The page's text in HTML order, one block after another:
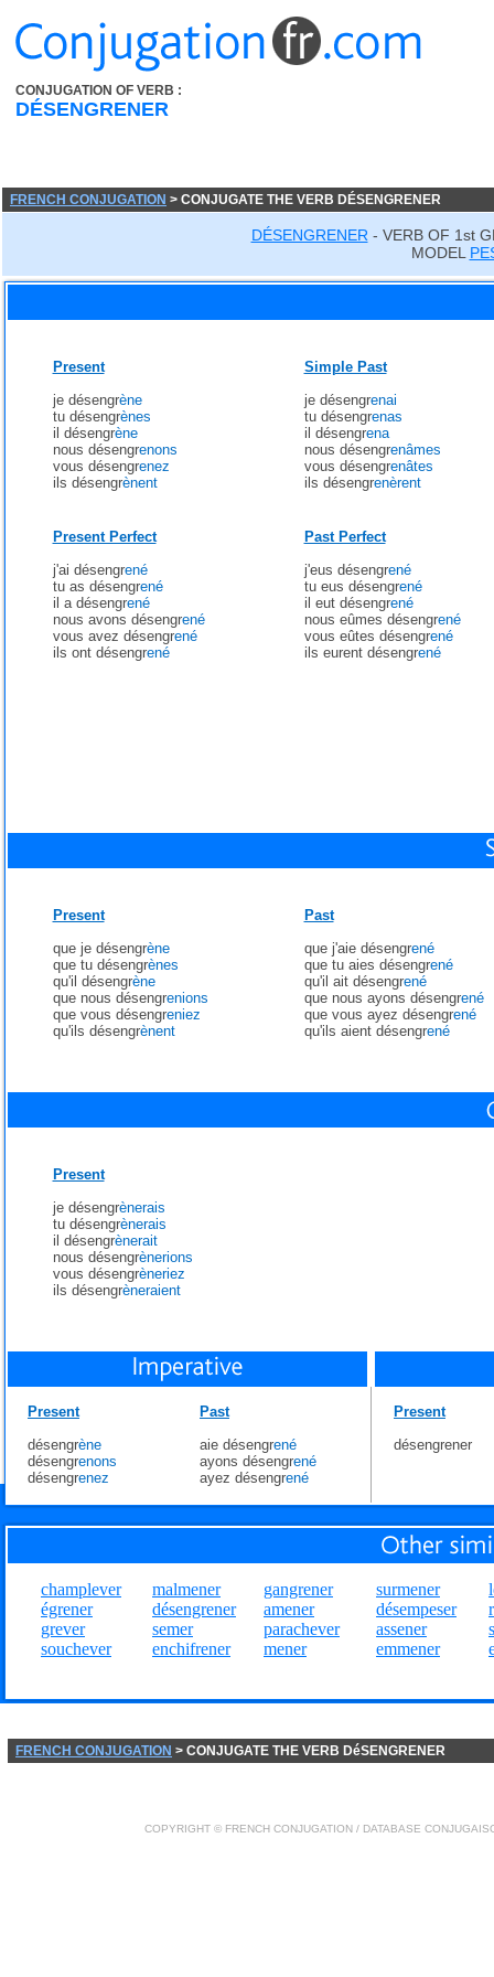
CONJUGATION OF VERB :
DÉSENGRENER
FRENCH CONJUGATION > CONJUGATE THE VERB DÉSENGRENER
DÉSENGRENER - VERB OF 1st
MODEL
Present
je désengrène
tu désengrènes
il désengrène
nous désengrenons
vous désengrenez
ils désengrènent
Simple Past
je désengrenai
tu désengrenas
il désengrena
nous désengrenâmes
vous désengrenâtes
ils désengrenèrent
Present Perfect
j'ai désengrené
tu as désengrené
il a désengrené
nous avons désengrené
vous avez désengrené
ils ont désengrené
Past Perfect
j'eus désengrené
tu eus désengrené
il eut désengrené
nous eûmes désengrené
vous eûtes désengrené
ils eurent désengrené
Present
que je désengrène
que tu désengrènes
qu'il désengrène
que nous désengrenions
que vous désengreniez
qu'ils désengrènent
Past
que j'aie désengrené
que tu aies désengrené
qu'il ait désengrené
que nous ayons désengrené
que vous ayez désengrené
qu'ils aient désengrené
Present
je désengrènerais
tu désengrènerais
il désengrènerait
nous désengrènerions
vous désengrèneriez
ils désengrèneraient
Present
désengrène
désengrenons
désengrenez
Past
aie désengrené
ayons désengrené
ayez désengrené
Present
désengrener
champlever
égrener
grever
souchever
malmener
désengrener
semer
enchifrener
gangrener
amener
parachever
mener
surmener
désempeser
assener
emmener
FRENCH CONJUGATION > CONJUGATE THE VERB DéSENGRENER
COPYRIGHT © FRENCH CONJUGATION / DATABASE